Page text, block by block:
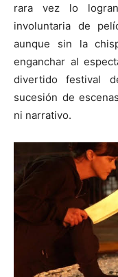
rara vez lo
involuntaria de
aunque sin la
enganchar al
divertido festival
sucesión de
ni narrativo.